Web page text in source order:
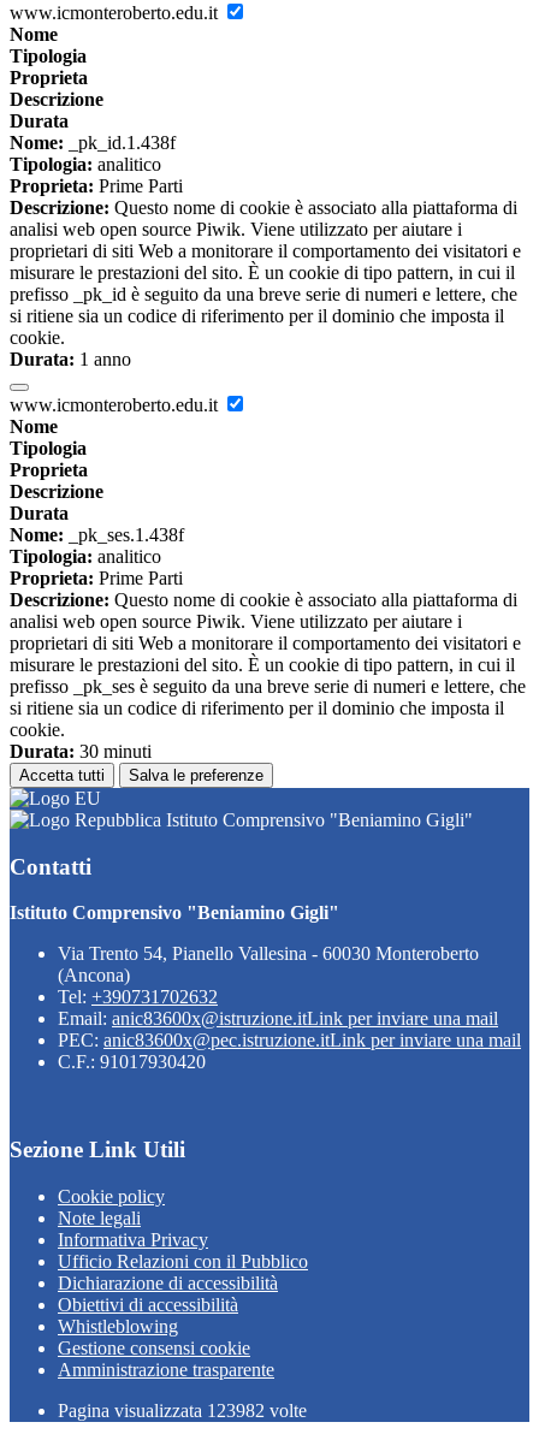
www.icmonteroberto.edu.it
Nome
Tipologia
Proprieta
Descrizione
Durata
Nome: _pk_id.1.438f
Tipologia: analitico
Proprieta: Prime Parti
Descrizione: Questo nome di cookie è associato alla piattaforma di
analisi web open source Piwik. Viene utilizzato per aiutare i
proprietari di siti Web a monitorare il comportamento dei visitatori e
misurare le prestazioni del sito. È un cookie di tipo pattern, in cui il
prefisso _pk_id è seguito da una breve serie di numeri e lettere, che
si ritiene sia un codice di riferimento per il dominio che imposta il
cookie.
Durata: 1 anno
www.icmonteroberto.edu.it
Nome
Tipologia
Proprieta
Descrizione
Durata
Nome: _pk_ses.1.438f
Tipologia: analitico
Proprieta: Prime Parti
Descrizione: Questo nome di cookie è associato alla piattaforma di
analisi web open source Piwik. Viene utilizzato per aiutare i
proprietari di siti Web a monitorare il comportamento dei visitatori e
misurare le prestazioni del sito. È un cookie di tipo pattern, in cui il
prefisso _pk_ses è seguito da una breve serie di numeri e lettere, che
si ritiene sia un codice di riferimento per il dominio che imposta il
cookie.
Durata: 30 minuti
Accetta tutti Salva le preferenze
Istituto Comprensivo "Beniamino Gigli"
Contatti
Istituto Comprensivo "Beniamino Gigli"
Via Trento 54, Pianello Vallesina - 60030 Monteroberto
(Ancona)
Tel: +390731702632
Email: anic83600x@istruzione.itLink per inviare una mail
PEC: anic83600x@pec.istruzione.itLink per inviare una mail
C.F.: 91017930420
Sezione Link Utili
Cookie policy
Note legali
Informativa Privacy
Ufficio Relazioni con il Pubblico
Dichiarazione di accessibilità
Obiettivi di accessibilità
Whistleblowing
Gestione consensi cookie
Amministrazione trasparente
Pagina visualizzata 123982 volte